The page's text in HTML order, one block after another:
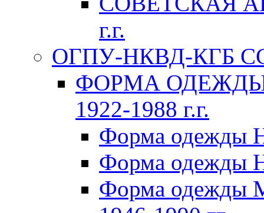
г.г.
ОГПУ-НКВД-КГБ
ФОРМА ОДЕЖДЫ
1922-1988 г.г.
Форма одежды
Форма одежды
Форма